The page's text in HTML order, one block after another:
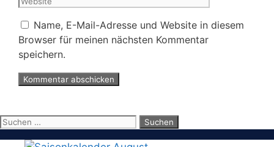
Name, E-Mail-Adresse und Website in diesem
Browser für meinen nächsten Kommentar
speichern.
Suchen